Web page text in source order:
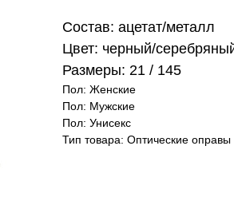
Состав: ацетат/металл
Цвет: черный/
Размеры: 21 / 145
Пол: Женские
Пол: Мужские
Пол: Унисекс
Тип товара: Оптические оправы